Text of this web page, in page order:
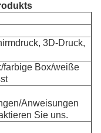
3D-Druck,
farbige Box/weiße
Anweisungen
Sie uns.